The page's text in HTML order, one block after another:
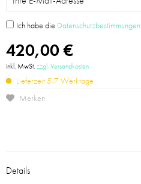
Ich habe die Datenschutzbestimmungen
420,00 €
inkl. MwSt.zzgl. Versandkosten
Lieferzeit 5-7 Werktage
Merken
Details